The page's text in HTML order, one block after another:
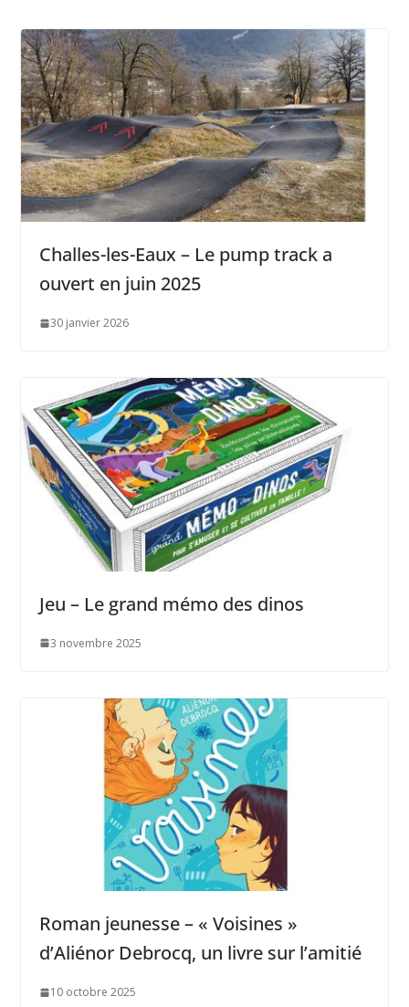
Challes-les-Eaux – Le pump track a
ouvert en juin 2025
30 janvier 2026
Jeu – Le grand mémo des dinos
3 novembre 2025
Roman jeunesse – « Voisines »
d’Aliénor Debrocq, un livre sur l’amitié
10 octobre 2025